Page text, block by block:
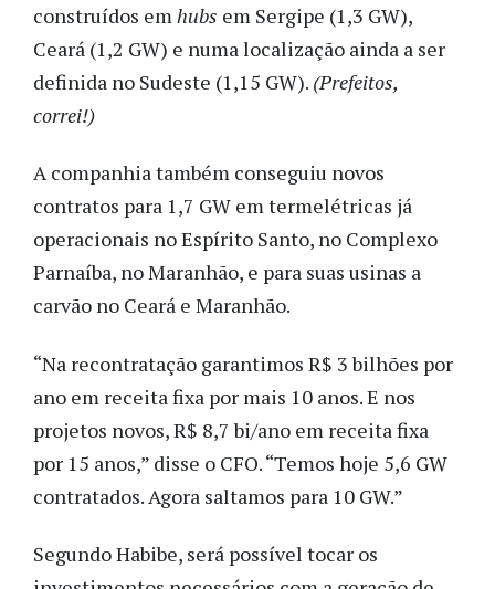
construídos emhubs em Sergipe (1,3 GW),
Ceará (1,2 GW) e numa localização ainda a ser
definida no Sudeste (1,15 GW). (Prefeitos,
correi!)
A companhia também conseguiu novos
contratos para 1,7 GW em termelétricas já
operacionais no Espírito Santo, no Complexo
Parnaíba, no Maranhão, e para suas usinas a
carvão no Ceará e Maranhão.
“Na recontratação garantimos R$ 3 bilhões por
ano em receita fixa por mais 10 anos. E nos
projetos novos, R$ 8,7 bi/ano em receita fixa
por 15 anos,” disse o CFO. “Temos hoje 5,6 GW
contratados. Agora saltamos para 10 GW.”
Segundo Habibe, será possível tocar os